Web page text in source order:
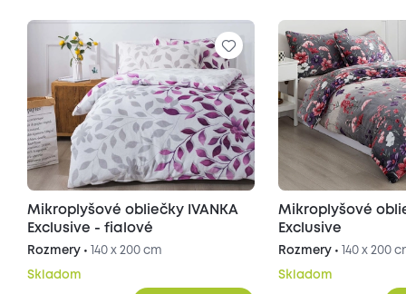
Mikroplyšové obliečky IVANKA
Exclusive - fialové
Rozmery • 140 x 200 cm
Skladom
Mikroplyšové
Exclusive
Rozmery • 140 x 200
Skladom